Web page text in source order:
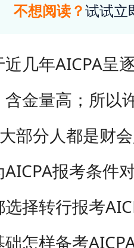
不想阅读？试试立
年AICPA呈逐
金量高；所以
部分人都是财
报考条件
择转行报考
怎样备考